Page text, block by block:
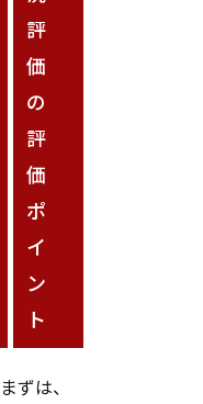
評
価
の
評
価
ポ
イ
ン
ト
まずは、